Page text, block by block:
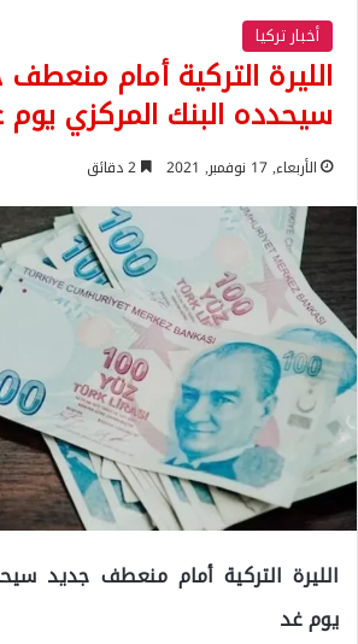
أخبار تركيا
الليرة التركية أمام
سيحدده البنك المركزي يوم
الأربعاء, 17 نوفمبر, 2021
الليرة التركية أمام منعطف جديد
يوم غد